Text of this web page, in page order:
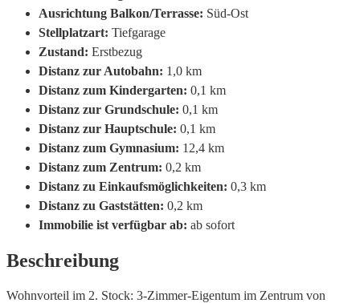
Ausrichtung Balkon/Terrasse: Süd-Ost
Stellplatzart: Tiefgarage
Zustand: Erstbezug
Distanz zur Autobahn: 1,0 km
Distanz zum Kindergarten: 0,1 km
Distanz zur Grundschule: 0,1 km
Distanz zur Hauptschule: 0,1 km
Distanz zum Gymnasium: 12,4 km
Distanz zum Zentrum: 0,2 km
Distanz zu Einkaufsmöglichkeiten: 0,3 km
Distanz zu Gaststätten: 0,2 km
Immobilie ist verfügbar ab: ab sofort
Beschreibung
Wohnvorteil im 2. Stock: 3-Zimmer-Eigentum im Zentrum von